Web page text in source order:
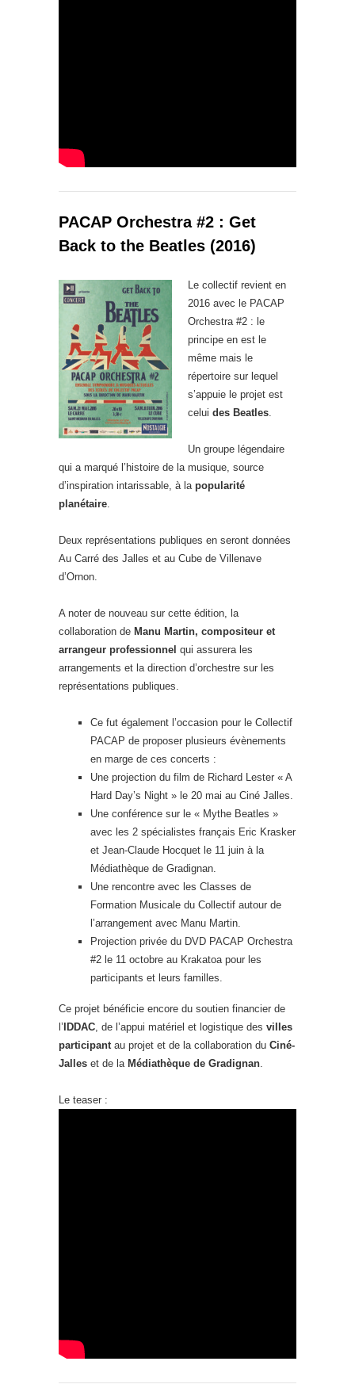
PACAP Orchestra #2 : Get
Back to the Beatles (2016)
Le collectif revient en
2016 avec le PACAP
Orchestra #2 : le
principe en est le
même mais le
répertoire sur lequel
s’appuie le projet est
celui des Beatles.
Un groupe légendaire
qui a marqué l’histoire de la musique, source
d’inspiration intarissable, à la popularité
planétaire.
Deux représentations publiques en seront données
Au Carré des Jalles et au Cube de Villenave
d’Ornon.
A noter de nouveau sur cette édition, la
collaboration de Manu Martin, compositeur et
arrangeur professionnel qui assurera les
arrangements et la direction d’orchestre sur les
représentations publiques.
Ce fut également l’occasion pour le Collectif
PACAP de proposer plusieurs évènements
en marge de ces concerts :
Une projection du film de Richard Lester « A
Hard Day’s Night » le 20 mai au Ciné Jalles.
Une conférence sur le « Mythe Beatles »
avec les 2 spécialistes français Eric Krasker
et Jean-Claude Hocquet le 11 juin à la
Médiathèque de Gradignan.
Une rencontre avec les Classes de
Formation Musicale du Collectif autour de
l’arrangement avec Manu Martin.
Projection privée du DVD PACAP Orchestra
#2 le 11 octobre au Krakatoa pour les
participants et leurs familles.
Ce projet bénéficie encore du soutien financier de
l’ IDDAC, de l’appui matériel et logistique des villes
participantau projet et de la collaboration du Ciné-
Jalles et de la Médiathèque de Gradignan.
Le teaser :